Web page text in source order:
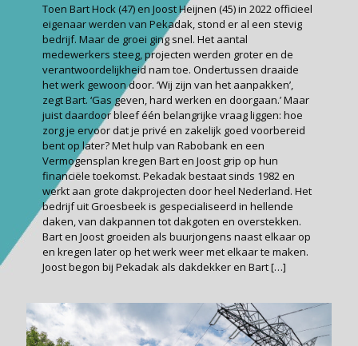
Toen Bart Hock (47) en Joost Heijnen (45) in 2022 officieel
eigenaar werden van Pekadak, stond er al een stevig
bedrijf. Maar de groei ging snel. Het aantal
medewerkers steeg, projecten werden groter en de
verantwoordelijkheid nam toe. Ondertussen draaide
het werk gewoon door. ‘Wij zijn van het aanpakken’,
zegt Bart. ‘Gas geven, hard werken en doorgaan.’ Maar
juist daardoor bleef één belangrijke vraag liggen: hoe
zorg je ervoor dat je privé en zakelijk goed voorbereid
bent op later? Met hulp van Rabobank en een
Vermogensplan kregen Bart en Joost grip op hun
financiële toekomst. Pekadak bestaat sinds 1982 en
werkt aan grote dakprojecten door heel Nederland. Het
bedrijf uit Groesbeek is gespecialiseerd in hellende
daken, van dakpannen tot dakgoten en overstekken.
Bart en Joost groeiden als buurjongens naast elkaar op
en kregen later op het werk weer met elkaar te maken.
Joost begon bij Pekadak als dakdekker en Bart[…]